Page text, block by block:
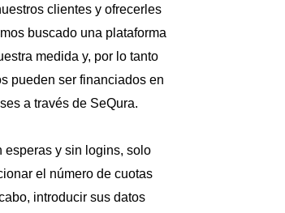
clientes y ofrecerles
buscado una plataforma
medida y, por lo tanto
pueden ser financiados en
a través de SeQura.
esperas y sin logins, solo
el número de cuotas
introducir sus datos